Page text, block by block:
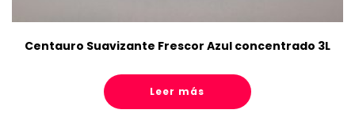
Centauro Suavizante Frescor Azul concentrado 3L
Leer más